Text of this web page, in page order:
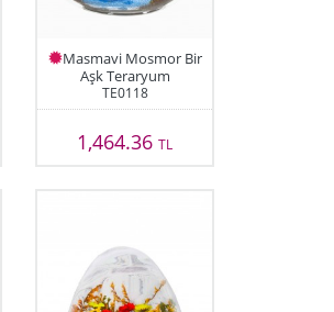
Masmavi Mosmor Bir
Aşk Teraryum
TE0118
1,464.36TL